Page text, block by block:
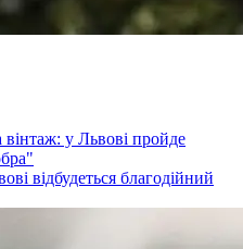
у Львові пройде
відбудеться благодійний